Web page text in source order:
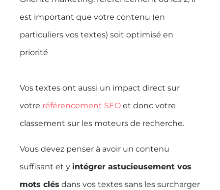
est important que votre contenu (en
particuliers vos textes) soit optimisé en
priorité
Vos textes ont aussi un impact direct sur
votre référencement SEO et donc votre
classement sur les moteurs de recherche.
Vous devez penser à avoir un contenu
suffisant et y intégrer astucieusement vos
mots clés dans vos textes sans les surcharger